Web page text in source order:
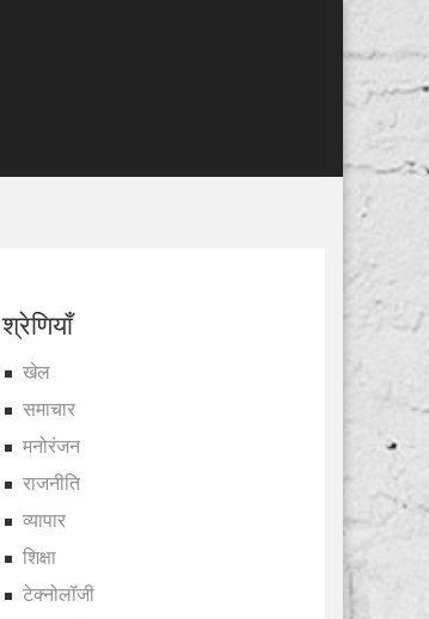
श्रेणियाँ
खेल
समाचार
मनोरंजन
राजनीति
व्यापार
शिक्षा
टेक्नोलॉजी